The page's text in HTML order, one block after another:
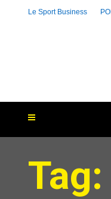
Le Sport Business